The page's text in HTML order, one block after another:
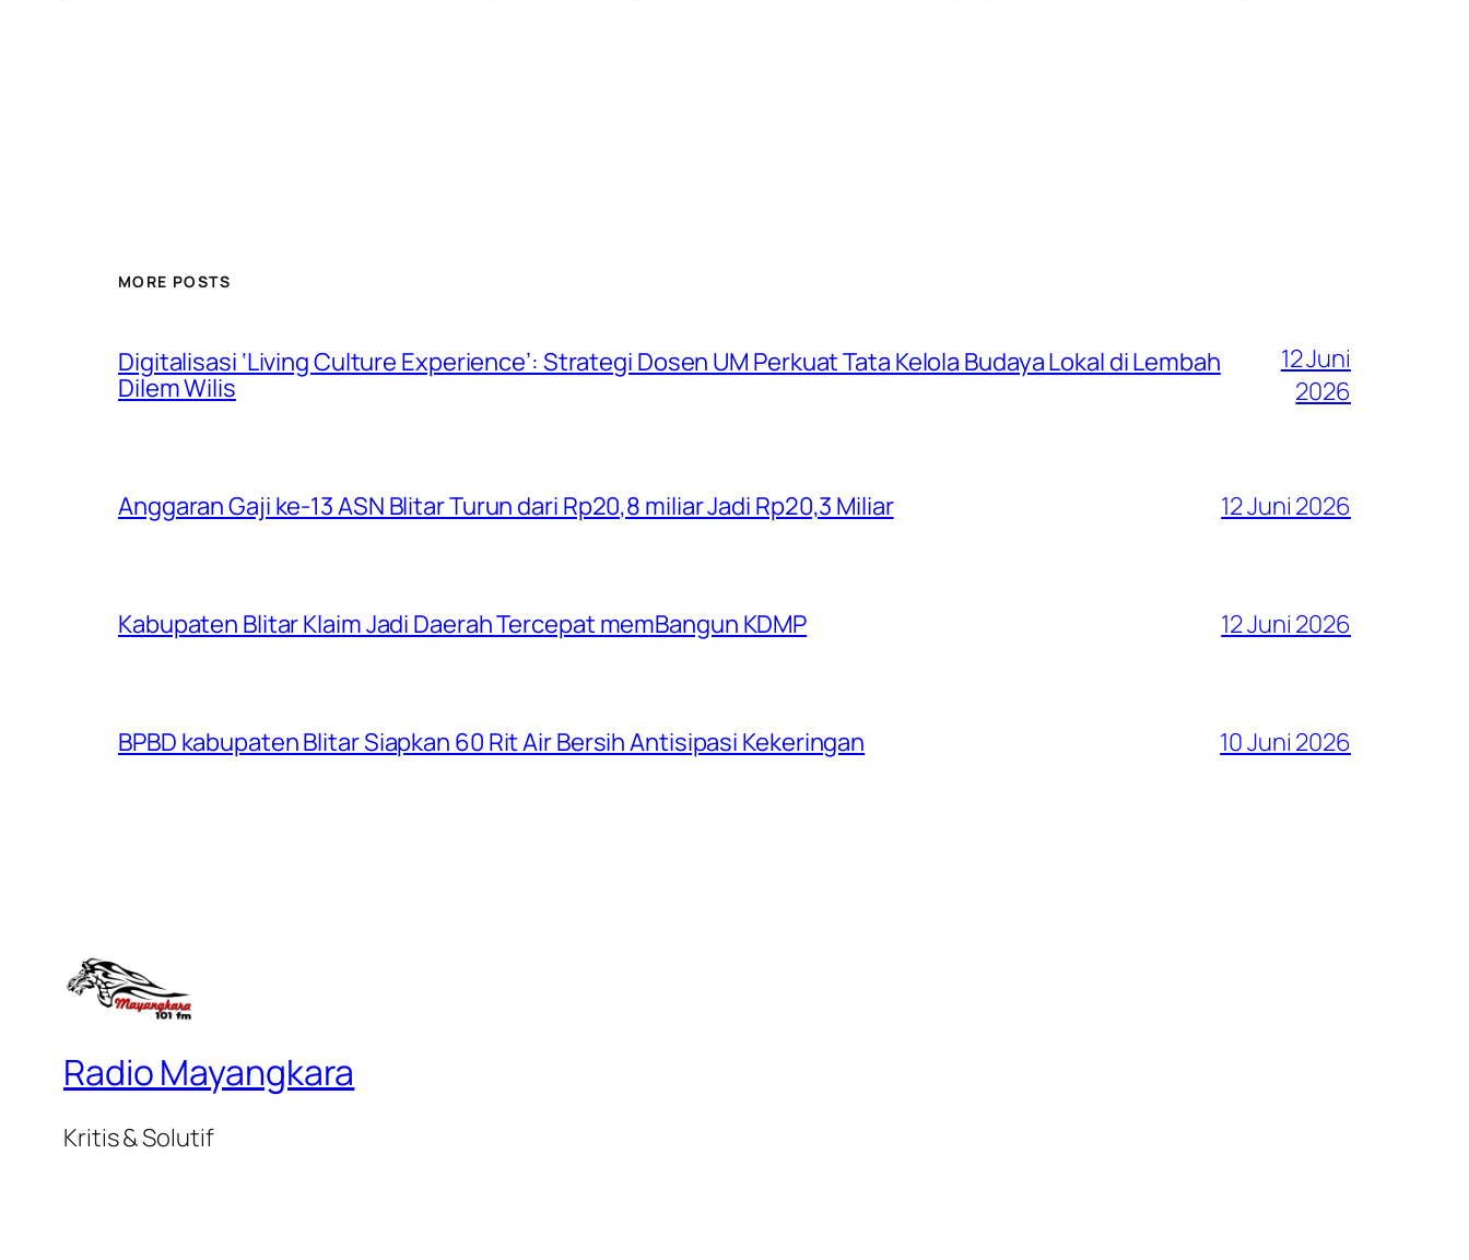
MORE POSTS
Digitalisasi ‘Living Culture Experience’: Strategi Dosen UM Perkuat Tata Kelola Budaya Lokal di Lembah
Dilem Wilis
12 Juni
2026
Anggaran Gaji ke-13 ASN Blitar Turun dari Rp20,8 miliar Jadi Rp20,3 Miliar 12 Juni 2026
Kabupaten Blitar Klaim Jadi Daerah Tercepat memBangun KDMP 12 Juni 2026
BPBD kabupaten Blitar Siapkan 60 Rit Air Bersih Antisipasi Kekeringan 10 Juni 2026
Radio Mayangkara
Kritis & Solutif